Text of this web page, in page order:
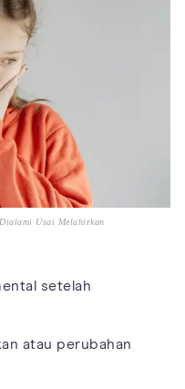
Usai Melahirkan
setelah
atau perubahan